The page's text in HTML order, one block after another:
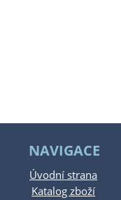
NAVIGACE
Úvodní strana
Katalog zboží